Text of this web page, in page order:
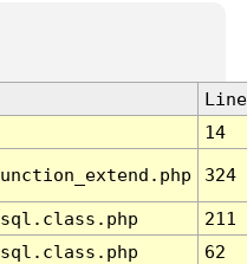
Line
14
324
211
62